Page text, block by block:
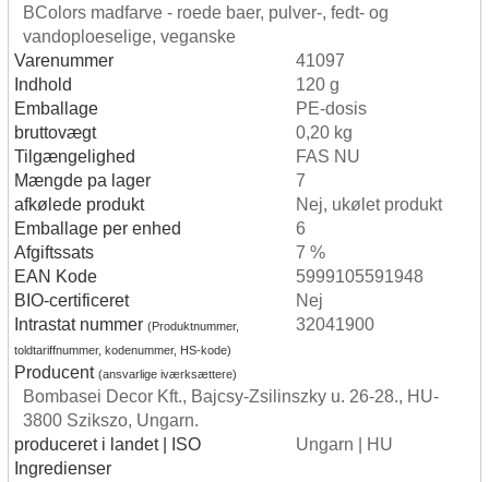
BColors madfarve - roede baer, pulver-, fedt- og
vandoploeselige, veganske
Varenummer
41097
Indhold
120 g
Emballage
PE-dosis
bruttovægt
0,20 kg
Tilgængelighed
FAS NU
Mængde pa lager
7
afkølede produkt
Nej, ukølet produkt
Emballage per enhed
6
Afgiftssats
7 %
EAN Kode
5999105591948
BIO-certificeret
Nej
Intrastat nummer (Produktnummer,
toldtariffnummer, kodenummer, HS-kode)
32041900
Producent (ansvarlige iværksættere)
Bombasei Decor Kft., Bajcsy-Zsilinszky u. 26-28., HU-
3800 Szikszo, Ungarn.
produceret i landet | ISO
Ungarn | HU
Ingredienser